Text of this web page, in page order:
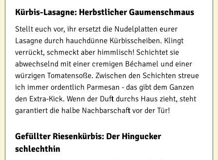
Kürbis-Lasagne: Herbstlicher Gaumenschmaus
Stellt euch vor, ihr ersetzt die Nudelplatten eurer
Lasagne durch hauchdünne Kürbisscheiben. Klingt
verrückt, schmeckt aber himmlisch! Schichtet sie
abwechselnd mit einer cremigen Béchamel und einer
würzigen Tomatensoße. Zwischen den Schichten streue
ich immer ordentlich Parmesan - das gibt dem Ganzen
den Extra-Kick. Wenn der Duft durchs Haus zieht, steht
garantiert die halbe Nachbarschaft vor der Tür!
Gefüllter Riesenkürbis: Der Hingucker
schlechthin